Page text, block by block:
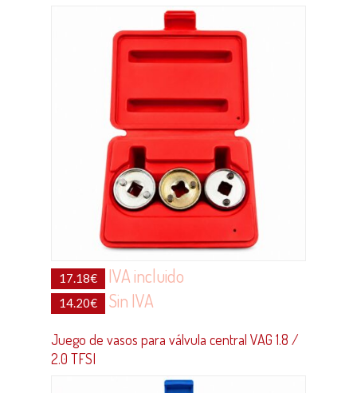
17.18€ IVA incluido
14.20€ Sin IVA
Juego de vasos para válvula central VAG 1.8 /
2.0 TFSI